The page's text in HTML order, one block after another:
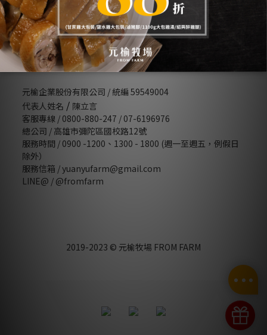
常見Ｑ＆Ａ
聯絡我們
元榆企業股份有限公司 / 統編 59549004
代表人姓名 / 陳立言
客服專線 / 0800-880-247 / 07-6196976
總公司 / 高雄市彌陀區國校路12號
服務時間 / 0900 -1200、1300 - 1800 (週一至週五，例假日
除外）
服務信箱 / yuanyufarm@gmail.com
LINE@ / @fromfarm
2019-2023 © 元榆牧場 FROM FARM